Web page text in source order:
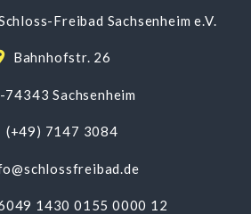
Freibad Sachsenheim e.V.
Bahnhofstr. 26
74343 Sachsenheim
(+49) 7147 3084
1430 0155 0000 12